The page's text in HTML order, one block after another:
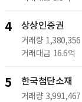
4 상상인증권
거래량 1,380,356
거래대금 16.6억
5 한국첨단소재
거래량 3,991,467